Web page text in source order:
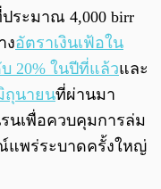
ระมาณ 4,000 birr
งอัตราเงินเฟ้อใน
20% ในปีที่แล้วและ
ถุนายนที่ผ่านมา
นเพื่อควบคุมการล่ม
แพร่ระบาดครั้งใหญ่